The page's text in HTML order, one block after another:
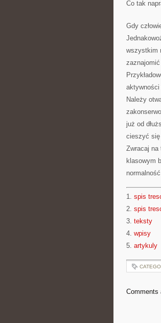
Co tak
Gdy
wszystkim
aktywności
Należy
już od
cieszyć się
Zwracaj na
klasowym
1. spis
2. spis
3. teksty
4. wpisy
5. artykuly
Comments